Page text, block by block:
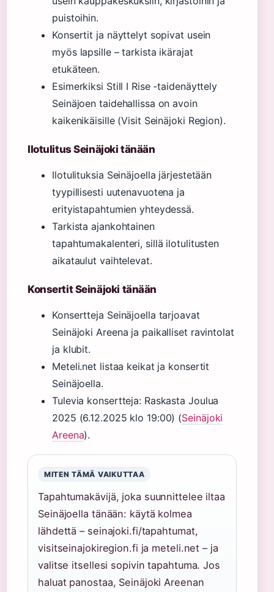
puistoihin.
Konsertit ja näyttelyt sopivat usein
myös lapsille – tarkista ikärajat
etukäteen.
Esimerkiksi Still I Rise -taidenäyttely
Seinäjoen taidehallissa on avoin
kaikenikäisille (Visit Seinäjoki Region).
Ilotulitus Seinäjoki tänään
Ilotulituksia Seinäjoella järjestetään
tyypillisesti uutenavuotena ja
erityistapahtumien yhteydessä.
Tarkista ajankohtainen
tapahtumakalenteri, sillä ilotulitusten
aikataulut vaihtelevat.
Konsertit Seinäjoki tänään
Konsertteja Seinäjoella tarjoavat
Seinäjoki Areena ja paikalliset ravintolat
ja klubit.
Meteli.net listaa keikat ja konsertit
Seinäjoella.
Tulevia konsertteja: Raskasta Joulua
2025 (6.12.2025 klo 19:00) (Seinäjoki
Areena).
MITEN TÄMÄ VAIKUTTAA
Tapahtumakävijä, joka suunnittelee iltaa
Seinäjoella tänään: käytä kolmea
lähdettä – seinajoki.fi/tapahtumat,
visitseinajokiregion.fi ja meteli.net – ja
valitse itsellesi sopivin tapahtuma. Jos
haluat panostaa, Seinäjoki Areenan